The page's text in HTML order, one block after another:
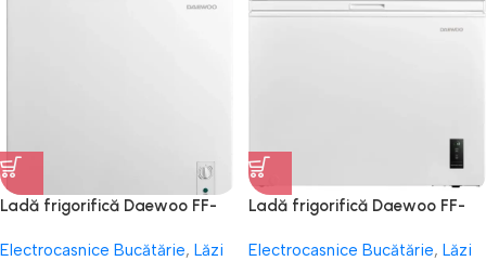
Ladă frigorifică Daewoo FF-
Electrocasnice Bucătărie, Lăzi
Ladă frigorifică Daewoo FF-
Electrocasnice Bucătărie, Lăzi